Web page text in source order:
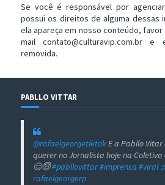
Se você é responsável por
possui os direitos de alguma dessas
ela apareça em nosso conteúdo,
mail contato@culturavip.com.br e
removida.
PABLLO VITTAR
@rafaelgeorgetiktokE a Pabllo
querer no Jornalista hoje na
😊😇#pabllovittar#imprensa #viral
rafaelgeorgerp